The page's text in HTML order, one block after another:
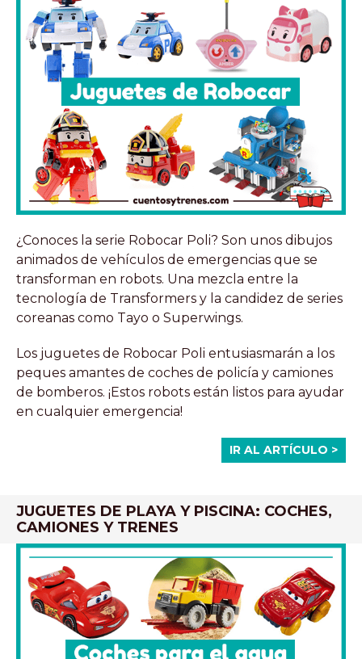
¿Conoces la serie Robocar Poli? Son unos dibujos
animados de vehículos de emergencias que se
transforman en robots. Una mezcla entre la
tecnología de Transformers y la candidez de series
coreanas como Tayo o Superwings.
Los juguetes de Robocar Poli entusiasmarán a los
peques amantes de coches de policía y camiones
de bomberos. ¡Estos robots están listos para ayudar
en cualquier emergencia!
IR AL ARTÍCULO >
JUGUETES DE PLAYA Y PISCINA: COCHES,
CAMIONES Y TRENES